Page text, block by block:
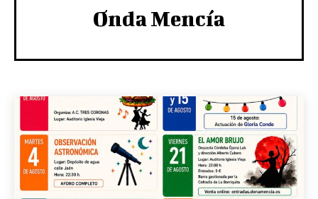
Onda Mencía